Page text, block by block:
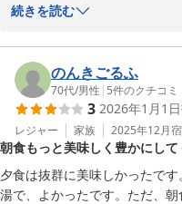
いました。また、細かいとこ
是非またご来館下さいませ。
お待ち申し上げます。
犬鳴山温泉 不動口館
2025-11-30
続きを読む
のんきごるふ
70代/男性 | 5件のクチコミ
3 2026年1月1日
レジャー 家族 2025年12月
朝食もっと美味しく豊かにして
夕食は抜群に美味しかったで
湯で、よかったです。ただ、